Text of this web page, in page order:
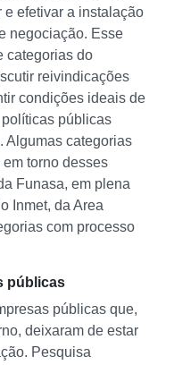
e efetivar a instalação
negociação. Esse
categorias do
reivindicações
condições ideais de
públicas
Algumas categorias
torno desses
Funasa, em plena
Inmet, da Area
com processo
públicas
públicas que,
deixaram de estar
Pesquisa